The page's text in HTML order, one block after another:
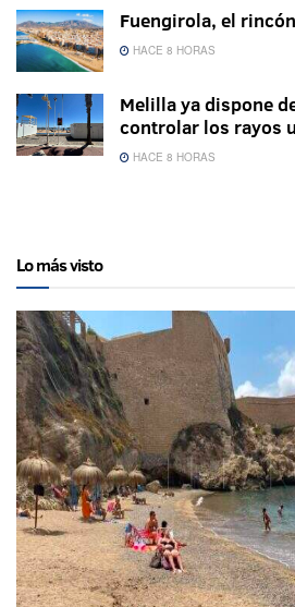
Fuengirola, el
HACE 8 HORAS
Melilla ya dispone
controlar los rayos
HACE 8 HORAS
Lo más visto